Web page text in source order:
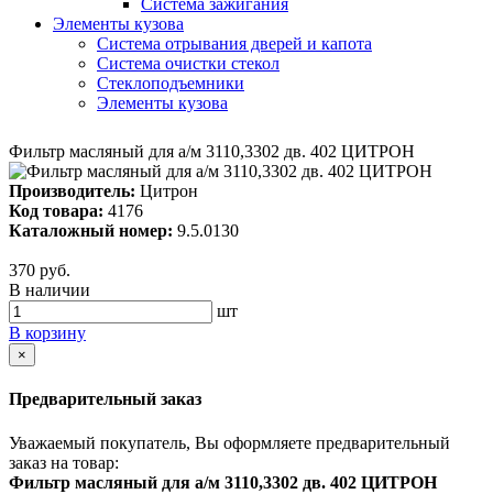
Система зажигания
Элементы кузова
Система отрывания дверей и капота
Система очистки стекол
Стеклоподъемники
Элементы кузова
Фильтр масляный для а/м 3110,3302 дв. 402 ЦИТРОН
Производитель: Цитрон
Код товара: 4176
Каталожный номер: 9.5.0130
370 руб.
В наличии
шт
В корзину
×
Предварительный заказ
Уважаемый покупатель, Вы оформляете предварительный
заказ на товар:
Фильтр масляный для а/м 3110,3302 дв. 402 ЦИТРОН